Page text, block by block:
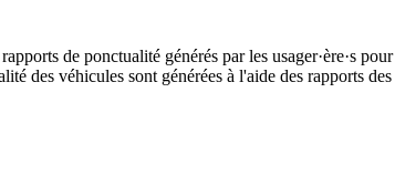
de ponctualité générés par les usager·ère·s
des véhicules sont générées à l'aide des rapports des